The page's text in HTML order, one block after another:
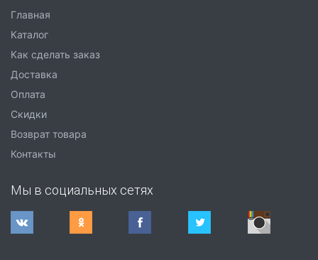
Главная
Каталог
Как сделать заказ
Доставка
Оплата
Скидки
Возврат товара
Контакты
Мы в социальных сетях